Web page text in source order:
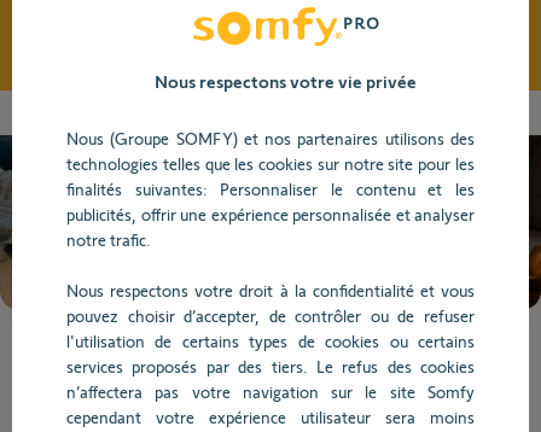
nos horaires d'ouverture seront modifiés : du lundi au jeudi
: 8h30 - 17h30 et le vendredi : 8h30 - 16h30
redirigé
description
détaillée
question.
Besoin d’aide ?
Lorsque
Installation
Nous respectons votre vie privée
Nous (Groupe SOMFY) et nos partenaires utilisons des
technologies telles que les cookies sur notre site pour les
finalités suivantes: Personnaliser le contenu et les
publicités, offrir une expérience personnalisée et analyser
notre trafic.
Nous respectons votre droit à la confidentialité et vous
pouvez choisir d’accepter, de contrôler ou de refuser
l'utilisation de certains types de cookies ou certains
services proposés par des tiers. Le refus des cookies
n’affectera pas votre navigation sur le site Somfy
cependant votre expérience utilisateur sera moins